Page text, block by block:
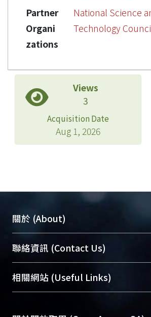
Partner
Organi
zations
National Science
Technology
Views
3
Acquisition Date
Aug 1, 2026
關於 (About)
臺大位居世界頂尖大學之列，為
展現本校豐碩的研究成果及學術
機構典藏（NTUR）與學術庫（AH
台，成為臺大學術典藏NTU
成果。
聯絡資訊 (Contact Us)
總館學科館員(Main Library)
醫學圖書館學科館員(Medical
相關網站 (Useful Links)